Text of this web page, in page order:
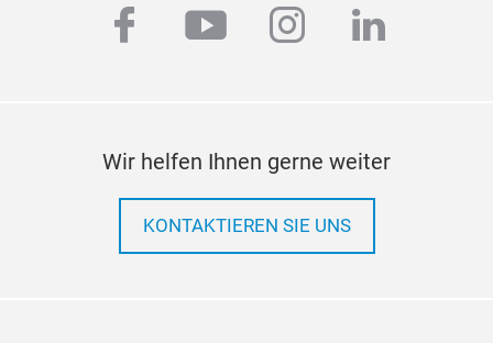
facebook
youtubeinstagram
linkedin
Wir helfen Ihnen gerne weiter
KONTAKTIEREN SIE UNS